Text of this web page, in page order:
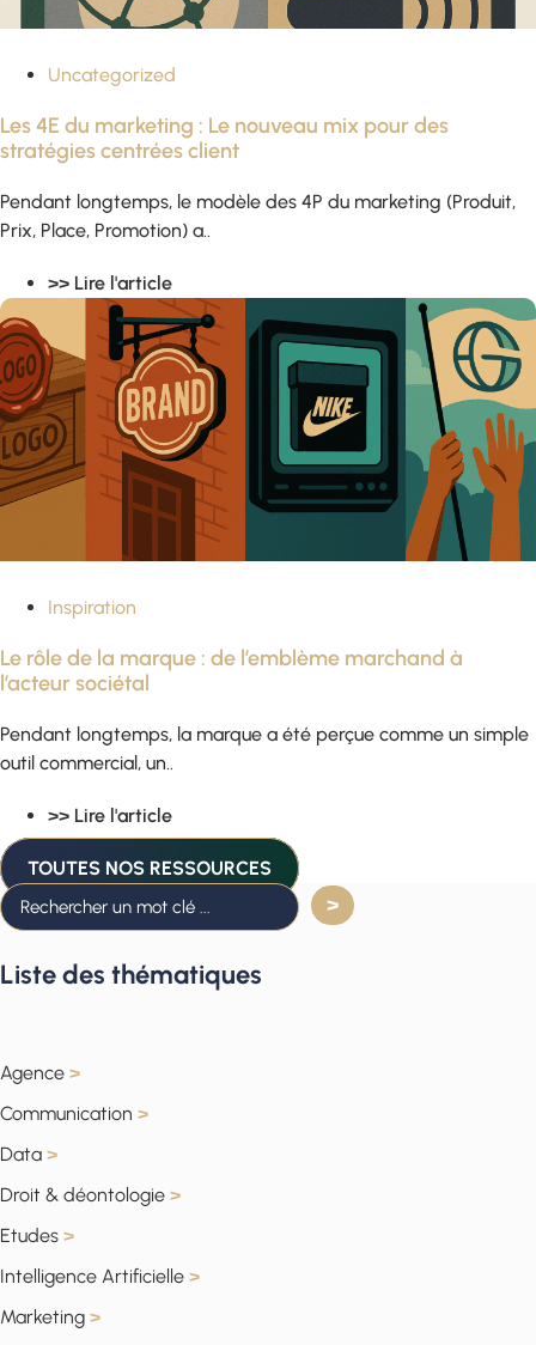
Uncategorized
Les 4E du marketing : Le nouveau mix pour des
stratégies centrées client
Pendant longtemps, le modèle des 4P du marketing (Produit,
Prix, Place, Promotion) a..
>> Lire l'article
Inspiration
Le rôle de la marque : de l’emblème marchand à
l’acteur sociétal
Pendant longtemps, la marque a été perçue comme un simple
outil commercial, un..
>> Lire l'article
TOUTES NOS RESSOURCES
Liste des thématiques
Agence >
Communication >
Data >
Droit & déontologie >
Etudes >
Intelligence Artificielle >
Marketing >